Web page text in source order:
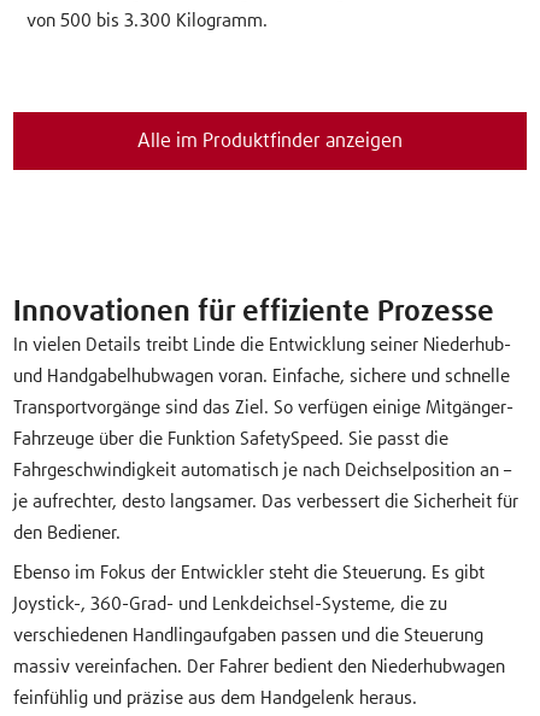
von 500 bis 3.300 Kilogramm.
Alle im Produktfinder anzeigen
Innovationen für effiziente Prozesse
In vielen Details treibt Linde die Entwicklung seiner Niederhub-
und Handgabelhubwagen voran. Einfache, sichere und schnelle
Transportvorgänge sind das Ziel. So verfügen einige Mitgänger-
Fahrzeuge über die Funktion SafetySpeed. Sie passt die
Fahrgeschwindigkeit automatisch je nach Deichselposition an –
je aufrechter, desto langsamer. Das verbessert die Sicherheit für
den Bediener.
Ebenso im Fokus der Entwickler steht die Steuerung. Es gibt
Joystick-, 360-Grad- und Lenkdeichsel-Systeme, die zu
verschiedenen Handlingaufgaben passen und die Steuerung
massiv vereinfachen. Der Fahrer bedient den Niederhubwagen
feinfühlig und präzise aus dem Handgelenk heraus.